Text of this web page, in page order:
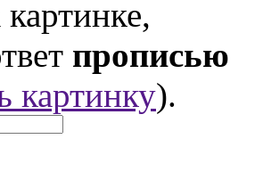
прописью
картинку).